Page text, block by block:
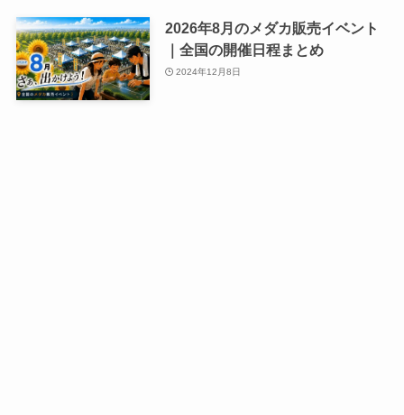
2026年8月のメダカ販売イベント
｜全国の開催日程まとめ
2024年12月8日